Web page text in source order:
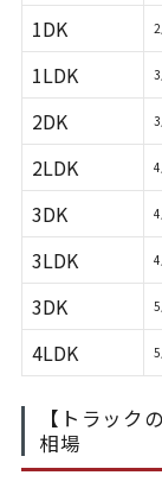
1DK
1LDK
2DK
2LDK
3DK
3LDK
3DK
4LDK
【トラック
相場